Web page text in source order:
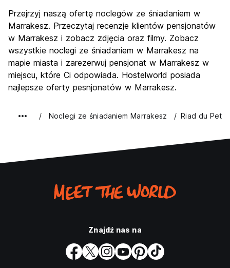
Kultura
9.1
Imprezy
Najlepsza wartość
Przejrzyj naszą ofertę noclegów ze śniadaniem w
Marrakesz. Przeczytaj recenzje klientów pensjonatów
w Marrakesz i zobacz zdjęcia oraz filmy. Zobacz
wszystkie noclegi ze śniadaniem w Marrakesz na
mapie miasta i zarezerwuj pensjonat w Marrakesz w
miejscu, które Ci odpowiada. Hostelworld posiada
najlepsze oferty pesnjonatów w Marrakesz.
Noclegi ze śniadaniem Marrakesz Riad du Petit
Znajdź nas na